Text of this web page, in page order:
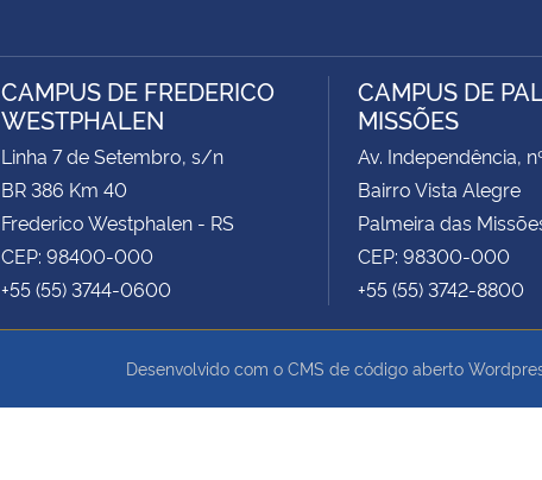
CAMPUS DE FREDERICO
WESTPHALEN
Linha 7 de Setembro, s/n
BR 386 Km 40
Frederico Westphalen - RS
CEP: 98400-000
+55 (55) 3744-0600
CAMPUS DE
MISSÕES
Av. Independência,
Bairro Vista Alegre
Palmeira das
CEP: 98300-000
+55 (55) 3742-8800
Desenvolvido com o CMS de código aberto